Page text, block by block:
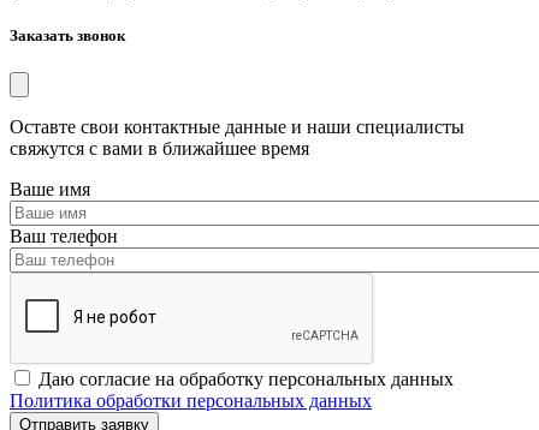
Заказать звонок
Оставте свои контактные данные и наши специалисты
свяжутся с вами в ближайшее время
Ваше имя
Ваш телефон
Даю согласие на обработку персональных данных
Политика обработки персональных данных